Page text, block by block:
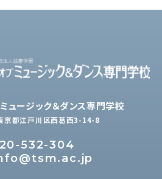
ュージック＆ダンス専門学校
京都江戸川区西葛西3-14-8
532-304